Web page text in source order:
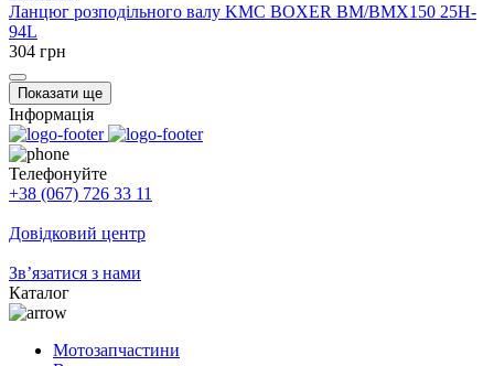
Ланцюг розподільного валу KMC BOXER BM/BMX150 25H-
94L
304 грн
Показати ще
Інформація
Телефонуйте
+38 (067) 726 33 11
Довідковий центр
Зв’язатися з нами
Каталог
Мотозапчастини